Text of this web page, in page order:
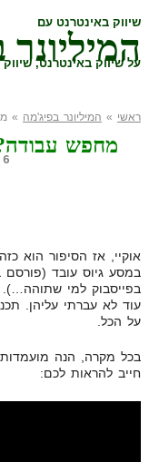
שיווק באינטרנט עם
על שיווק באינטרנט,
ראשי » המיליונר בפיג'מה »
מחפש
6 ביוני, 2011,
אוקיי, אז הסיפור הוא
במסע גיוס עובד (פורסם
בפייסבוק למי שתוהה…).
עוד לא עברתי עליהן.
על הכל.
בכל מקרה, הנה
חייב להראות לכם: